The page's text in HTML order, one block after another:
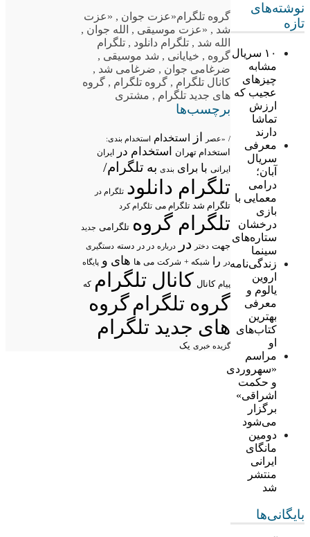
نوشته‌های
تازه
۱۰ سریال
مشابه
چیزهای
عجیب که
ارزش
تماشا
دارند
معرفی
سریال
آبان؛
درامی
معمایی با
بازی
درخشان
ستاره‌های
سینما
زندگی‌نامه
اروین
یالوم و
معرفی
بهترین
کتاب‌های
او
مراسم
«سهروردی
و حکمت
اشراقی»
برگزار
می‌شود
دومین
مانگای
ایرانی
منتشر
شد
بایگانی‌ها
گروه تلگرام«عزت جوان , «عزت
شد , «عزت موسیقی , الله جوان ,
الله شد , تلگرام دانلود , تلگرام
گروه , خیایانی , شد موسیقی ,
ضرغامی جوان , ضرغامی شد ,
کانال تلگرام , گروه تلگرام , گروه
های جدید تلگرام , مشتری
برچسب‌ها
/ «عصر از استخدام استخدام بندی:
استخدام تهران استخدام در ایران
ایرانی با برای بندی به تلگرام/
تلگرام دانلود تلگرام در
تلگرام شد تلگرام می تلگرام کرد
تلگرام گروه تلگرامی جدید
جهت دختر در درباره در در دسته دستگیری
در
را شبکه + شرکت می ها های و پایگاه
پیام کانال کانال تلگرام که
گروه تلگرامگروه
های جدید تلگرام
گزیده خبری یک